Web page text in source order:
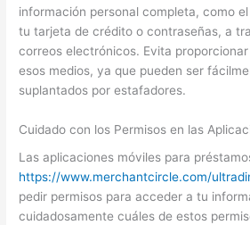
información personal completa, como
tu tarjeta de crédito o contraseñas, a
correos electrónicos. Evita
esos medios, ya que pueden ser
suplantados por estafadores.
Cuidado con los Permisos en las
Las aplicaciones móviles para
https://www.merchantcircle.com/
pedir permisos para acceder a tu
cuidadosamente cuáles de estos